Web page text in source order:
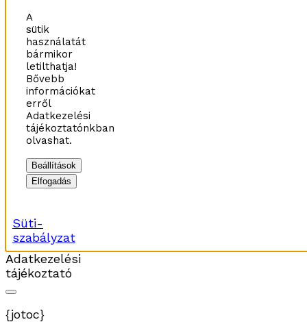
A
sütik
használatát
bármikor
letilthatja!
Bővebb
információkat
erről
Adatkezelési
tájékoztatónkban
olvashat.
Beállítások
Elfogadás
Süti-
szabályzat
Adatkezelési
tájékoztató
{jotoc}